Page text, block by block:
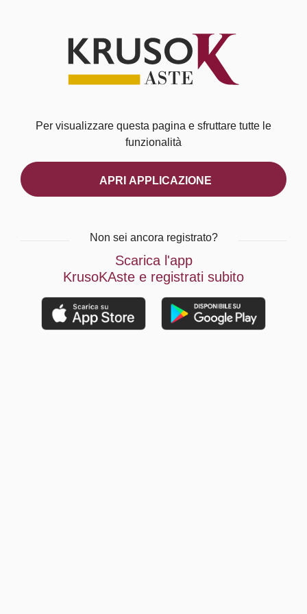
Per visualizzare questa pagina e sfruttare tutte le
funzionalità
APRI APPLICAZIONE
Non sei ancora registrato?
Scarica l'app
KrusoKAste e registrati subito